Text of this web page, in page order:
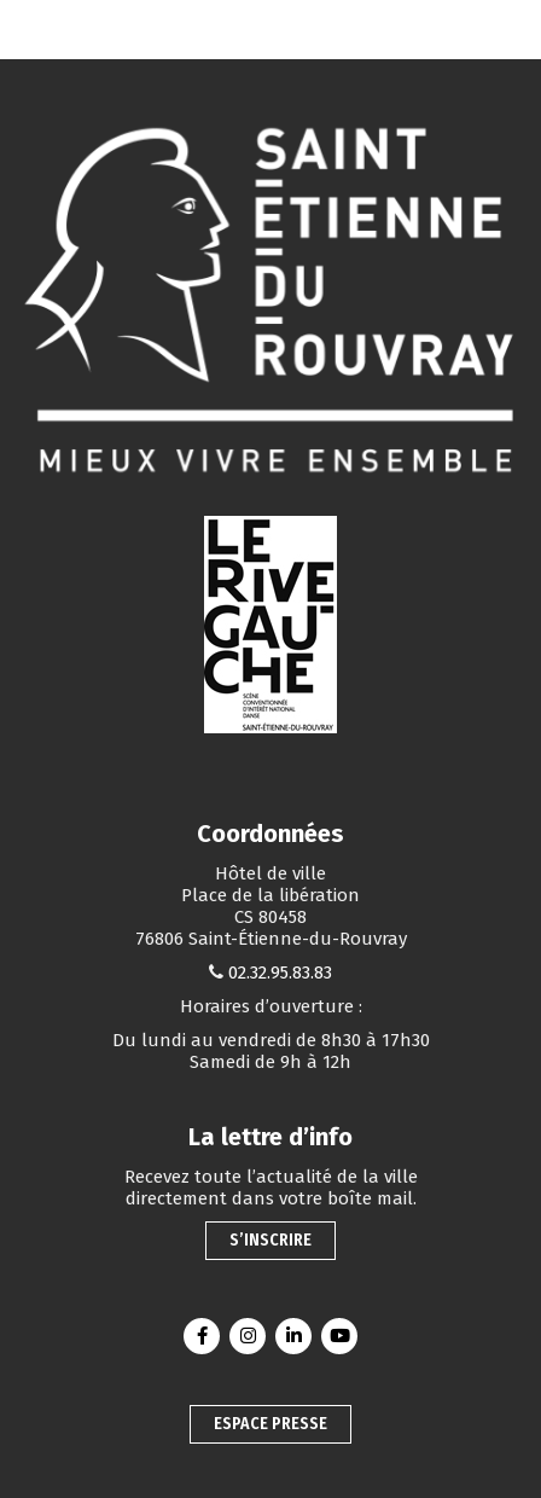
Coordonnées
Hôtel de ville
Place de la libération
CS 80458
76806 Saint-Étienne-du-Rouvray
02.32.95.83.83
Horaires d’ouverture :
Du lundi au vendredi de 8h30 à 17h30
Samedi de 9h à 12h
La lettre d’info
Recevez toute l’actualité de la ville
directement dans votre boîte mail.
S’INSCRIRE
Lien vers le compte Facebook
Lien vers le compte Instagram
Lien vers le compte Linkedin
Lien vers la chaîne
ESPACE PRESSE